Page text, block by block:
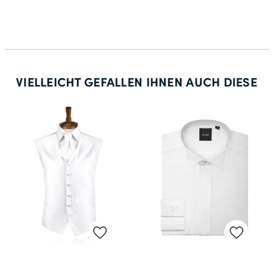
VIELLEICHT GEFALLEN IHNEN AUCH DIESE